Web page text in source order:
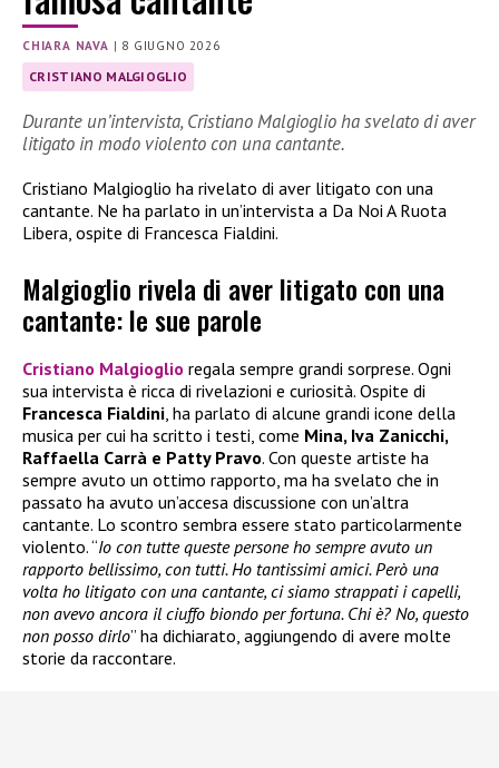
CHIARA NAVA | 8 GIUGNO 2026
CRISTIANO MALGIOGLIO
Durante un’intervista, Cristiano Malgioglio ha svelato di aver
litigato in modo violento con una cantante.
Cristiano Malgioglio ha rivelato di aver litigato con una
cantante. Ne ha parlato in un’intervista a Da Noi A Ruota
Libera, ospite di Francesca Fialdini.
Malgioglio rivela di aver litigato con una
cantante: le sue parole
Cristiano Malgioglio regala sempre grandi sorprese. Ogni
sua intervista è ricca di rivelazioni e curiosità. Ospite di
Francesca Fialdini, ha parlato di alcune grandi icone della
musica per cui ha scritto i testi, come Mina, Iva Zanicchi,
Raffaella Carrà e Patty Pravo. Con queste artiste ha
sempre avuto un ottimo rapporto, ma ha svelato che in
passato ha avuto un’accesa discussione con un’altra
cantante. Lo scontro sembra essere stato particolarmente
violento. “Io con tutte queste persone ho sempre avuto un
rapporto bellissimo, con tutti. Ho tantissimi amici. Però una
volta ho litigato con una cantante, ci siamo strappati i capelli,
non avevo ancora il ciuffo biondo per fortuna. Chi è? No, questo
non posso dirlo” ha dichiarato, aggiungendo di avere molte
storie da raccontare.